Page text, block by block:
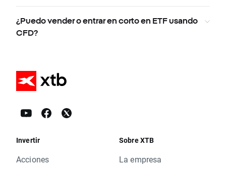
¿Puedo vender o entrar en corto en ETF usando
CFD?
Invertir
Acciones
Sobre XTB
La empresa